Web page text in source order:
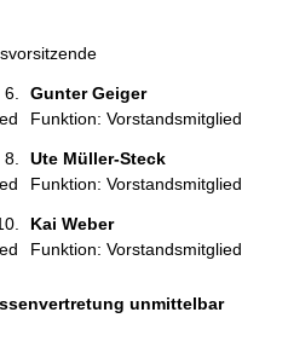
Gunter Geiger
Funktion: Vorstandsmitglied
Ute Müller-Steck
Funktion: Vorstandsmitglied
Kai Weber
Funktion: Vorstandsmitglied
unmittelbar